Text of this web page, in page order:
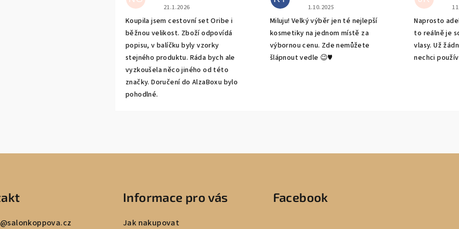
Hodnocení obchodu je 5 z 5 hvězdiček.
21.1.2026
Koupila jsem cestovní set Oribe i
běžnou velikost. Zboží odpovídá
popisu, v balíčku byly vzorky
stejného produktu. Ráda bych ale
vyzkoušela něco jiného od této
značky. Doručení do AlzaBoxu bylo
pohodlné.
Hodnocení obchodu je 5 z 5 hvězdiček.
1.10.2025
Miluju! Velký výběr jen té nejlepší
kosmetiky na jednom místě za
výbornou cenu. Zde nemůžete
šlápnout vedle 😉♥️
Naprosto
to reálně je
vlasy. Už
nechci
@salonkoppova.cz
Informace pro vás
Jak nakupovat
Facebook